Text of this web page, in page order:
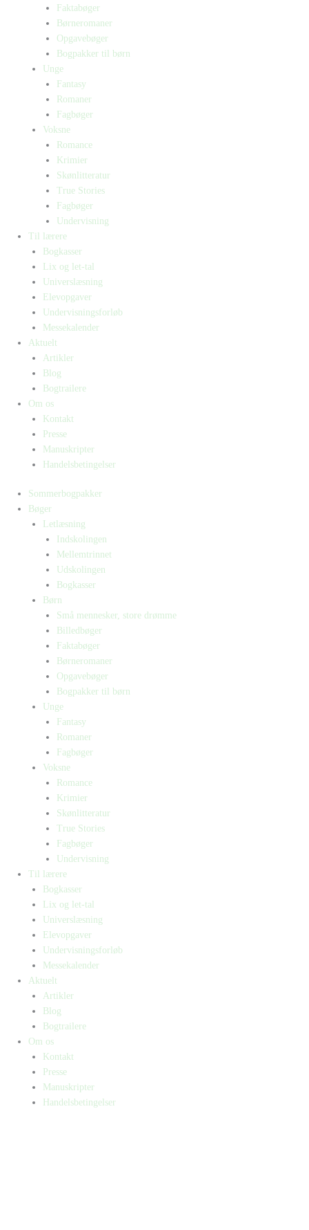
Faktabøger
Børneromaner
Opgavebøger
Bogpakker til børn
Unge
Fantasy
Romaner
Fagbøger
Voksne
Romance
Krimier
Skønlitteratur
True Stories
Fagbøger
Undervisning
Til lærere
Bogkasser
Lix og let-tal
Universlæsning
Elevopgaver
Undervisningsforløb
Messekalender
Aktuelt
Artikler
Blog
Bogtrailere
Om os
Kontakt
Presse
Manuskripter
Handelsbetingelser
Sommerbogpakker
Bøger
Letlæsning
Indskolingen
Mellemtrinnet
Udskolingen
Bogkasser
Børn
Små mennesker, store drømme
Billedbøger
Faktabøger
Børneromaner
Opgavebøger
Bogpakker til børn
Unge
Fantasy
Romaner
Fagbøger
Voksne
Romance
Krimier
Skønlitteratur
True Stories
Fagbøger
Undervisning
Til lærere
Bogkasser
Lix og let-tal
Universlæsning
Elevopgaver
Undervisningsforløb
Messekalender
Aktuelt
Artikler
Blog
Bogtrailere
Om os
Kontakt
Presse
Manuskripter
Handelsbetingelser